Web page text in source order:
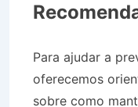
Para ajudar a
oferecemos
sobre como